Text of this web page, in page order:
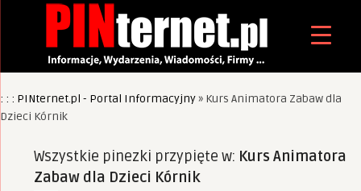
: : : PINternet.pl - Portal Informacyjny» Kurs Animatora Zabaw dla
Dzieci Kórnik
Wszystkie pinezki przypięte w: Kurs Animatora
Zabaw dla Dzieci Kórnik